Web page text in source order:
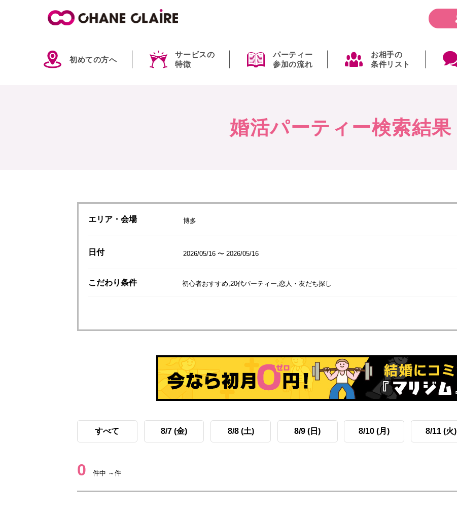
初めての方へ
サービスの
特徴
パーティー
参加の流れ
お相手の
条件リスト
婚活パーティー検索結果
エリア・会場 博多
日付 2026/05/16 〜 2026/05/16
こだわり条件 初心者おすすめ,20代パーティー,恋人・友だち探し
すべて 8/7 (金) 8/8 (土) 8/9 (日) 8/10 (月) 8/11 (火)
0 件中 ～件